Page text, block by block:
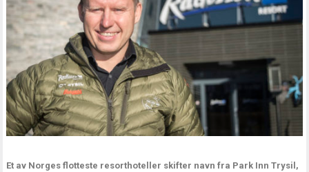
Et av Norges flotteste resorthoteller skifter navn fra Park Inn Trysil,